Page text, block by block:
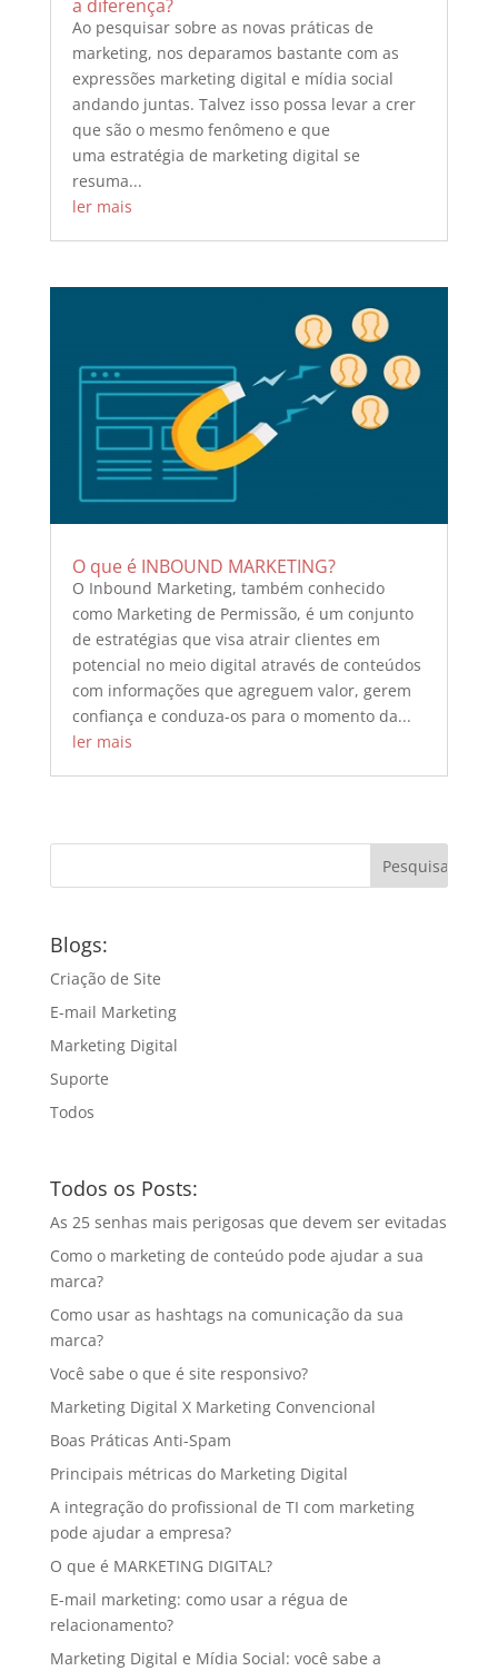
a diferença?
Ao pesquisar sobre as novas práticas de
marketing, nos deparamos bastante com as
expressões marketing digital e mídia social
andando juntas. Talvez isso possa levar a crer
que são o mesmo fenômeno e que
uma estratégia de marketing digital se
resuma...
ler mais
O que é INBOUND MARKETING?
O Inbound Marketing, também conhecido
como Marketing de Permissão, é um conjunto
de estratégias que visa atrair clientes em
potencial no meio digital através de conteúdos
com informações que agreguem valor, gerem
confiança e conduza-os para o momento da...
ler mais
Blogs:
Criação de Site
E-mail Marketing
Marketing Digital
Suporte
Todos
Todos os Posts:
As 25 senhas mais perigosas que devem ser evitadas
Como o marketing de conteúdo pode ajudar a sua
marca?
Como usar as hashtags na comunicação da sua
marca?
Você sabe o que é site responsivo?
Marketing Digital X Marketing Convencional
Boas Práticas Anti-Spam
Principais métricas do Marketing Digital
A integração do profissional de TI com marketing
pode ajudar a empresa?
O que é MARKETING DIGITAL?
E-mail marketing: como usar a régua de
relacionamento?
Marketing Digital e Mídia Social: você sabe a